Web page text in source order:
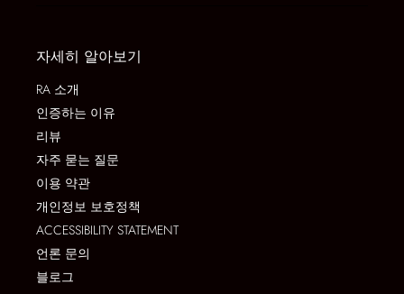
자세히 알아보기
RA 소개
인증하는 이유
리뷰
자주 묻는 질문
이용 약관
개인정보 보호정책
ACCESSIBILITY STATEMENT
언론 문의
블로그